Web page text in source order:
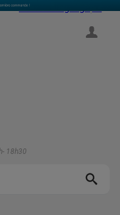
Select Language
18h30